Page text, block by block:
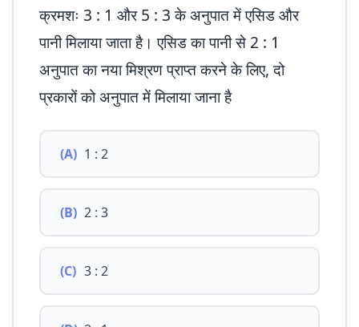
क्रमशः 3 : 1 और 5 : 3 के अनुपात में एसिड और
पानी मिलाया जाता है। एसिड का पानी से 2 : 1
अनुपात का नया मिश्रण प्राप्त करने के लिए, दो
प्रकारों को अनुपात में मिलाया जाना है
(A) 1 : 2
(B) 2 : 3
(C) 3 : 2